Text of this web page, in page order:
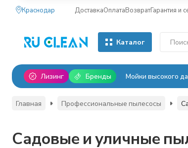
Краснодар ДоставкаОплатаВозвратГарантия и
Каталог
Лизинг Бренды Мойки высокого
Главная Профессиональные пылесосы
Садовые и уличные